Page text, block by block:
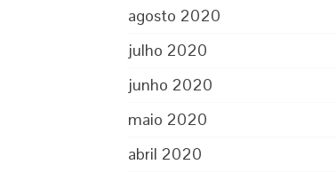
agosto 2020
julho 2020
junho 2020
maio 2020
abril 2020